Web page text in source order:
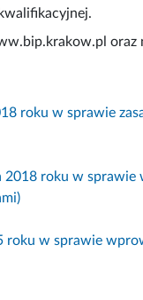
roku w sprawie
roku w sprawie
w sprawie